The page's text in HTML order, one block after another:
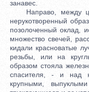
занавес.
Направо, между
нерукотворенный
позолоченный оклад,
множество свечей,
кидали красноватые
резьбы, или на
образом стояла
спасителя, - и над
крупными,